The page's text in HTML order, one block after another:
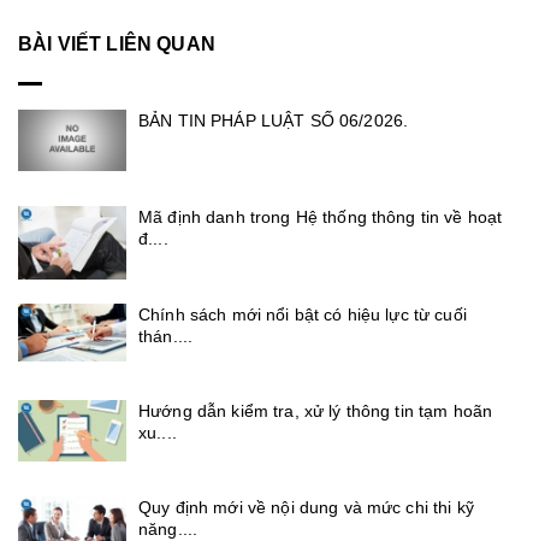
BÀI VIẾT LIÊN QUAN
BẢN TIN PHÁP LUẬT SỐ 06/2026.
Mã định danh trong Hệ thống thông tin về hoạt
đ....
Chính sách mới nổi bật có hiệu lực từ cuối
thán....
Hướng dẫn kiểm tra, xử lý thông tin tạm hoãn
xu....
Quy định mới về nội dung và mức chi thi kỹ
năng....